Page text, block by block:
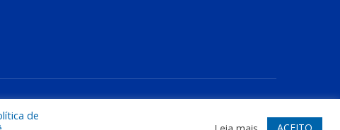
de
ACEITO